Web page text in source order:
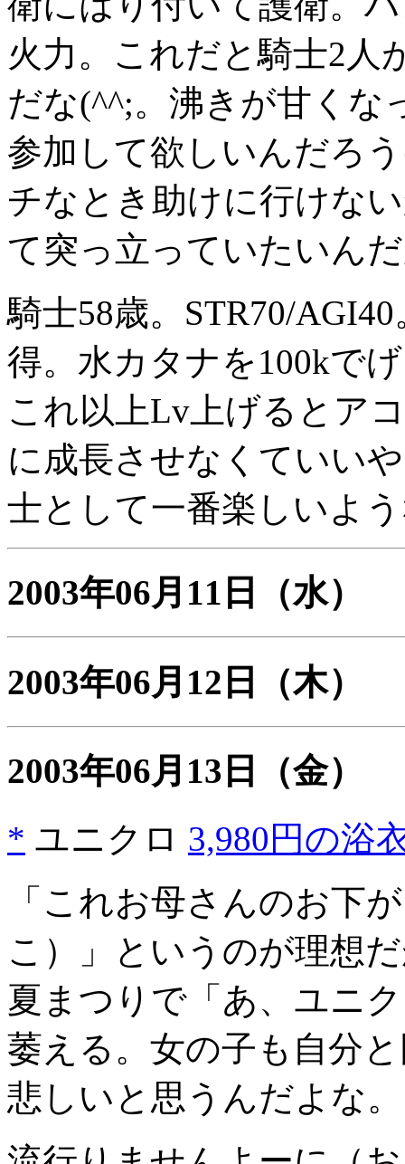
火力。これだと騎士2人
だな(^^;。沸きが甘くな
参加して欲しいんだろ
チなとき助けに行けな
て突っ立っていたいん
騎士58歳。STR70/
得。水カタナを100kで
これ以上Lv上げるとア
に成長させなくていい
士として一番楽しいよ
2003年06月11日 （水）
2003年06月12日 （木）
2003年06月13日
（金）
* ユニクロ 3,980円の浴
「これお母さんのお下
こ）」というのが理想
夏まつりで「あ、ユニ
萎える。女の子も自分
悲しいと思うんだよな。